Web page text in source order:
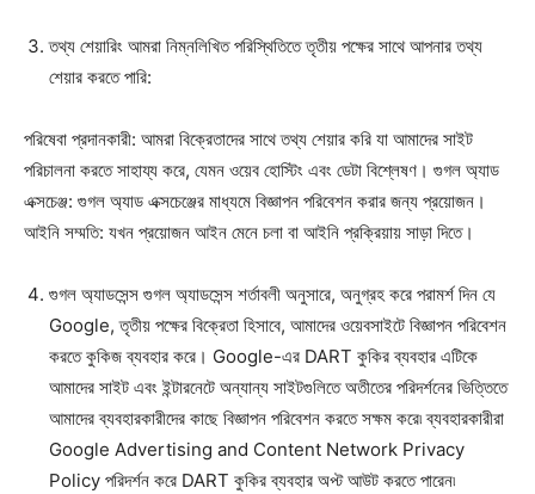
তথ্য শেয়ারিং আমরা নিম্নলিখিত পরিস্থিতিতে তৃতীয় পক্ষের সাথে আপনার তথ্য
শেয়ার করতে পারি:
পরিষেবা প্রদানকারী: আমরা বিক্রেতাদের সাথে তথ্য শেয়ার করি যা আমাদের সাইট
পরিচালনা করতে সাহায্য করে, যেমন ওয়েব হোস্টিং এবং ডেটা বিশ্লেষণ। গুগল অ্যাড
এক্সচেঞ্জ: গুগল অ্যাড এক্সচেঞ্জের মাধ্যমে বিজ্ঞাপন পরিবেশন করার জন্য প্রয়োজন।
আইনি সম্মতি: যখন প্রয়োজন আইন মেনে চলা বা আইনি প্রক্রিয়ায় সাড়া দিতে।
গুগল অ্যাডসেন্স গুগল অ্যাডসেন্স শর্তাবলী অনুসারে, অনুগ্রহ করে পরামর্শ দিন যে
Google, তৃতীয় পক্ষের বিক্রেতা হিসাবে, আমাদের ওয়েবসাইটে বিজ্ঞাপন পরিবেশন
করতে কুকিজ ব্যবহার করে। Google-এর DART কুকির ব্যবহার এটিকে
আমাদের সাইট এবং ইন্টারনেটে অন্যান্য সাইটগুলিতে অতীতের পরিদর্শনের ভিত্তিতে
আমাদের ব্যবহারকারীদের কাছে বিজ্ঞাপন পরিবেশন করতে সক্ষম করে৷ ব্যবহারকারীরা
Google Advertising and Content Network Privacy
Policy পরিদর্শন করে DART কুকির ব্যবহার অপ্ট আউট করতে পারেন৷